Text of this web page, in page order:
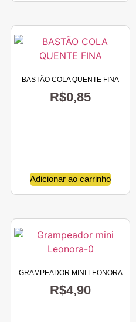
BASTÃO COLA QUENTE FINA
R$0,85
Adicionar ao carrinho
GRAMPEADOR MINI LEONORA
R$4,90